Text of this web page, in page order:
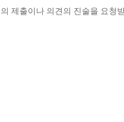
제출이나 의견의 진술을 요청